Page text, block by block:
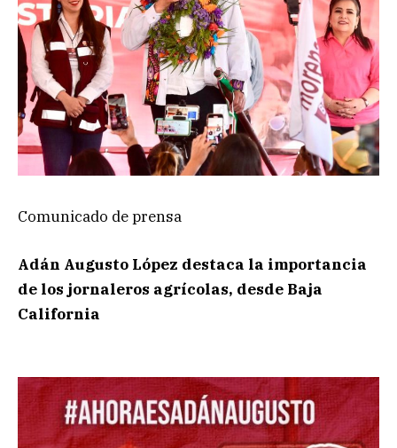
Comunicado de prensa
Adán Augusto López destaca la importancia
de los jornaleros agrícolas, desde Baja
California